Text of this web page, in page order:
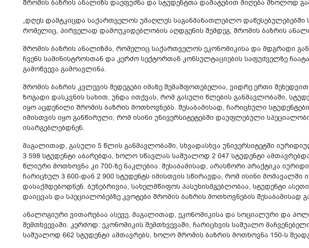
შრომის ბაზრის ანალიზს დაეფუძნა და სტუდენტთა დამატებით მიღება მხოლოდ
„დღეს დამტკიცდა საქართველოს უმაღლეს საგანმანათლებლო დაწესებულებებში
რომელიც, პირველად დამოუკიდებლობის აღდგენის შემდეგ, შრომის ბაზრის
შრომის ბაზრის ანალიზმა, რომელიც საქართველოს ეკონომიკისა და მდგრადი
ჩვენს სამინისტროსთან და კერძო სექტორთან კონსულტაციების საფუძველზე
გამოწვევა გამოავლინა.
შრომის ბაზრის კვლევის შედეგები იმაზე შემაშფოთებელია, ვიდრე ერთი
ზოგადი დასკვნის სახით, უნდა ითქვას, რომ გასული წლების განმავლობაში,
იყო აცდენილი შრომის ბაზრის მოთხოვნებს. შესაბამისად, ჩარიცხული
იმისთვის იყო განწირული, რომ ისინი უნივერსიტეტებში დაუფლებული
ისარგებლებდნენ.
მაგალითად, გასული 5 წლის განმავლობაში, სხვადასხვა უნივერსიტეტში
3 598 სტუდენტი აბარებდა, ხოლო სწავლას საშუალოდ 2 047 სტუდენტი
წლიური მოთხოვნა კი 700-ზე ნაკლებია. შესაბამისად, არასწორი პრაქტიკა
ჩარიცხულ 3 600-დან 2 900 სტუდენტს იმისთვის სწირავდა, რომ ისინი მომავალში
დასაქმდებოდნენ. ბუნებრივია, სახელმწიფოს პასუხისმგებლობაა, სტუდენტი
დაიცვას და სპეციალობებზე კვოტები შრომის ბაზრის მოთხოვნების შესაბამისად
ანალოგიური ვითარებაა ასევე, მაგალითად, ეკონომიკისა და სოციალური და
შემთხვევაში. კერძოდ: ეკონომიკის შემთხვევაში, ჩარიცხვის საშუალო
საშუალოდ 662 სტუდენტი ამთავრებს, ხოლო შრომის ბაზრის მოთხოვნა 150-ს